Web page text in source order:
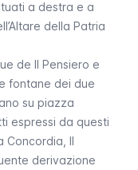
a destra e a
della Patria
de Il Pensiero e
fontane dei due
su piazza
espressi da questi
Concordia, Il
derivazione